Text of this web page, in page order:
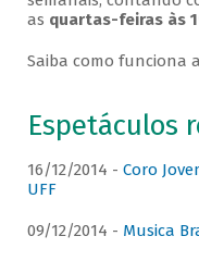
as quartas-feiras às
Saiba como funciona a
Espetáculos
16/12/2014 - Coro
UFF
09/12/2014 - Musica